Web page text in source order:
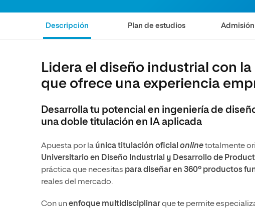
Comunicación y Mercadotecnia
Ciencias Políticas y Relaciones
Internacionales
Ciencias Criminológicas y de la
Humanidades
Artes
Ciencias Sociales
Ciencias Sociales
Humanidades
Música
Educación
Economía y Negocios
Descripción Plan de estudios Admisión
Lidera el diseño industrial con
que ofrece una experiencia
Desarrolla tu potencial en ingeniería de
una doble titulación en IA aplicada
Apuesta por la única titulación oficial onlinetotalmente
Universitario en Diseño Industrial y Desarrollo de
práctica que necesitas para diseñar en 360º productos
reales del mercado.
Con unenfoque multidisciplinarque te permite